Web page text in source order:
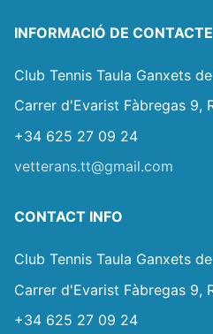
INFORMACIÓ DE CONTACTE
Club Tennis Taula Ganxets
Carrer d'Evarist Fàbregas 9,
+34 625 27 09 24
vetterans.tt@gmail.com
CONTACT INFO
Club Tennis Taula Ganxets
Carrer d'Evarist Fàbregas 9,
+34 625 27 09 24